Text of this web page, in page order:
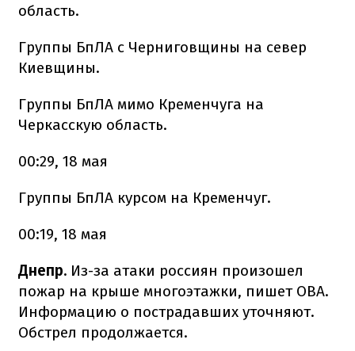
область.
Группы БпЛА с Черниговщины на север
Киевщины.
Группы БпЛА мимо Кременчуга на
Черкасскую область.
00:29, 18 мая
Группы БпЛА курсом на Кременчуг.
00:19, 18 мая
Днепр. Из-за атаки россиян произошел
пожар на крыше многоэтажки, пишет ОВА.
Информацию о пострадавших уточняют.
Обстрел продолжается.